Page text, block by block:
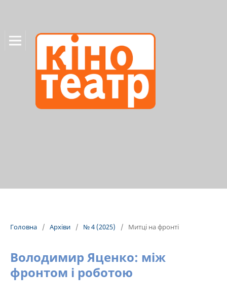
Головна / Архіви / № 4 (2025) / Митці на фронті
Володимир Яценко: між
фронтом і роботою